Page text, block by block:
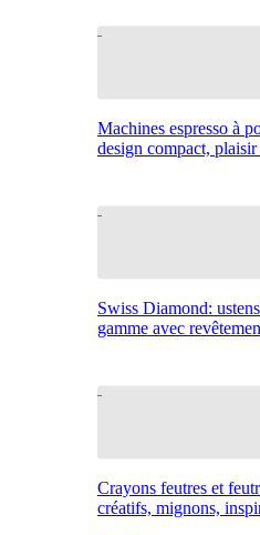
Machines espresso à
design compact,
Swiss Diamond:
gamme avec
Crayons feutres et
créatifs, mignons,